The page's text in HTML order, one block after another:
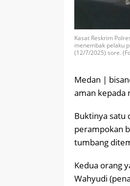
Kasat Reskrim
menembak pelaku
(12/7/2025) sore.
Medan |
aman kepada
Buktinya satu
perampokan
tumbang
Kedua orang
Wahyudi